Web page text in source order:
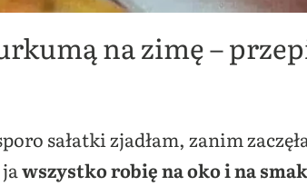
na zimę –
sałatki zjadłam, zanim
wszystko robię na oko i na smak